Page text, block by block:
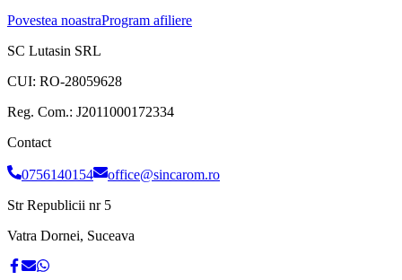
Povestea noastraProgram afiliere
SC Lutasin SRL
CUI: RO-28059628
Reg. Com.: J2011000172334
Contact
0756140154
office@sincarom.ro
Str Republicii nr 5
Vatra Dornei, Suceava